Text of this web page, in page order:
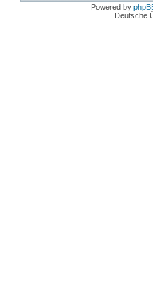
Powered by
Deutsche